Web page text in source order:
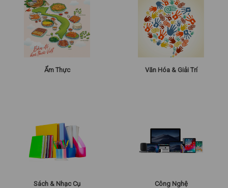
Ẩm Thực Văn Hóa & Giải Trí
Sách & Nhạc Cụ Công Nghệ